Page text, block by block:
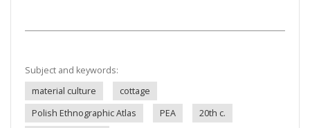
Subject and keywords:
material culture
cottage
Polish Ethnographic Atlas
PEA
20th c.